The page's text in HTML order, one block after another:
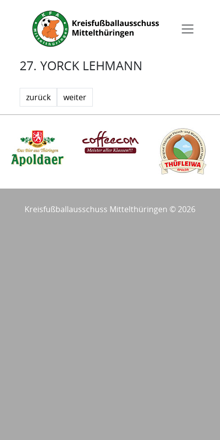
27. YORCK LEHMANN
zurück weiter
Kreisfußballausschuss Mittelthüringen © 2026